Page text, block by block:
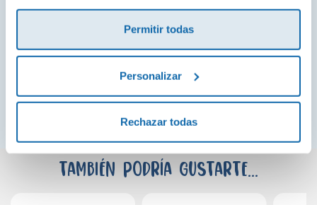
Permitir todas
Personalizar
Rechazar todas
desarrollo cognitivo es el protagonista en su
cuidada selección de juegos.
También podría gustarte...